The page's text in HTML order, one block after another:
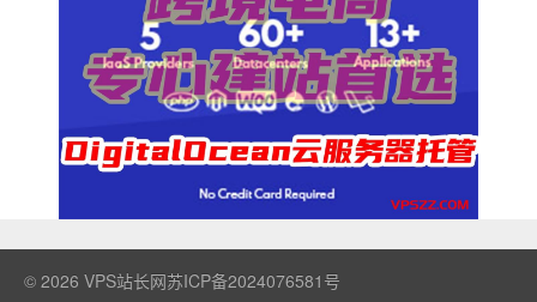
© 2026 VPS站长网苏ICP备2024076581号